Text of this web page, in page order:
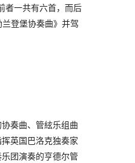
一共有六首，而后
登堡协奏曲》并驾
奏曲、管絃乐组曲
英国巴洛克独奏家
团演奏的亨德尔管